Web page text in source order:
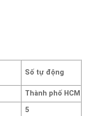
Số tự động
Thành phố HCM
5